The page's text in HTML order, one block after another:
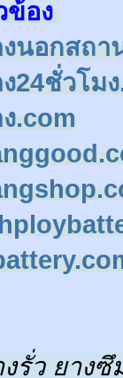
ข้อง
นอกสถา
24ชั่วโม
.com
รั่ว ยางซึ